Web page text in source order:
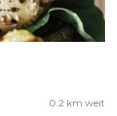
0.2 km weit